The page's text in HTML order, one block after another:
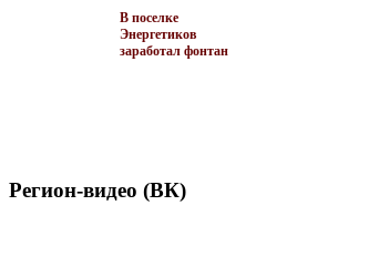
В поселке
Энергетиков
заработал фонтан
Регион-видео (ВК)